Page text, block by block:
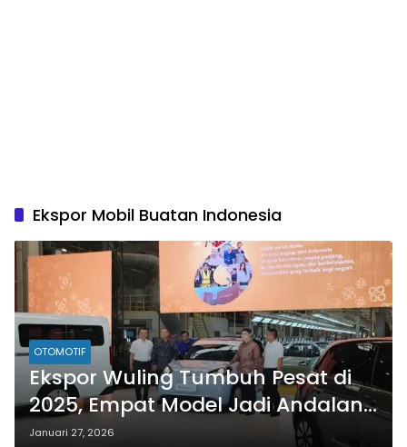
Ekspor Mobil Buatan Indonesia
OTOMOTIF
Ekspor Wuling Tumbuh Pesat di
2025, Empat Model Jadi Andalan
ke Pasar Global
Januari 27, 2026